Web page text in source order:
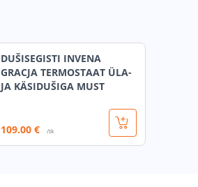
DUŠISEGISTI INVENA
GRACJA TERMOSTAAT ÜLA-
JA KÄSIDUŠIGA MUST
109.00 € /tk